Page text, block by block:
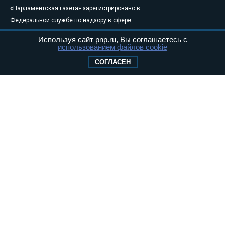
«Парламентская газета» зарегистрировано в
Федеральной службе по надзору в сфере
связи, информационных технологий и
массовых коммуникаций (Роскомнадзор) 05
Свидетельство о регистрации Эл № ФС77-
Используя сайт pnp.ru, Вы соглашаетесь с
использованием файлов cookie
СОГЛАСЕН